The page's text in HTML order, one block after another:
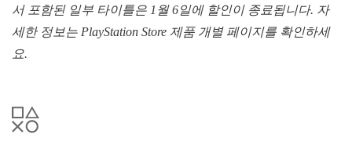
서 포함된 일부 타이틀은 1 월 6일에 할인이 종료됩니다. 자
세한 정보는 PlayStation Store 제품 개별 페이지를 확인하세
요.